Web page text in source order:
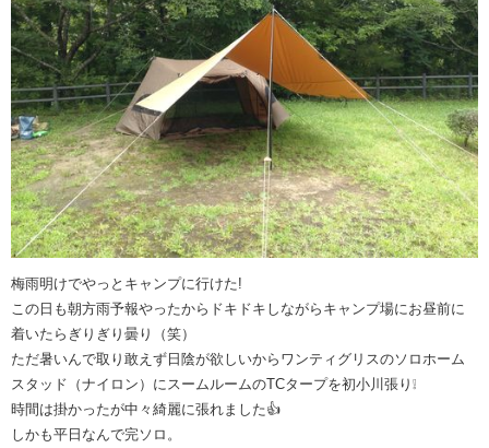
梅雨明けでやっとキャンプに行けた!
この日も朝方雨予報やったからドキドキしながらキャンプ場にお昼前に
着いたらぎりぎり曇り（笑）
ただ暑いんで取り敢えず日陰が欲しいからワンティグリスのソロホーム
スタッド（ナイロン）にスームルームのTCタープを初小川張り❕
時間は掛かったが中々綺麗に張れました👍
しかも平日なんで完ソロ。